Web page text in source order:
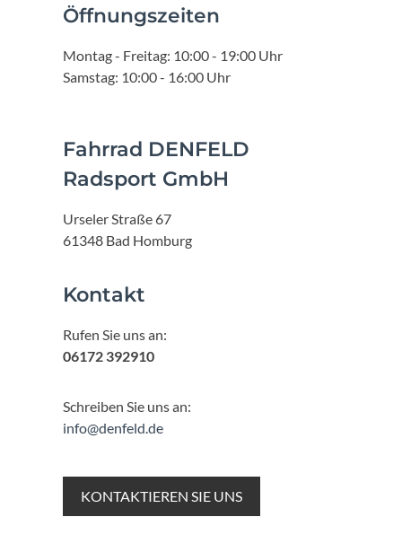
Öffnungszeiten
Montag - Freitag: 10:00 - 19:00 Uhr
Samstag: 10:00 - 16:00 Uhr
Fahrrad DENFELD
Radsport GmbH
Urseler Straße 67
61348 Bad Homburg
Kontakt
Rufen Sie uns an:
06172 392910
Schreiben Sie uns an:
info@denfeld.de
KONTAKTIEREN SIE UNS